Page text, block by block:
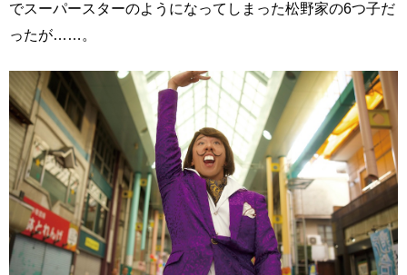
でスーパースターのようになってしまった松野家の6つ子だ
ったが……。